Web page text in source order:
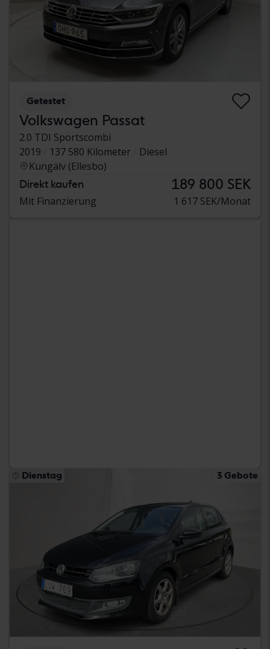
Getestet
Volkswagen Passat
2.0 TDI Sportscombi
2019
137 580 Kilometer
Diesel
Kungälv (Ellesbo)
Direkt kaufen 189 800 SEK
Mit Finanzierung 1 617 SEK/Monat
Dienstag 3 Gebote